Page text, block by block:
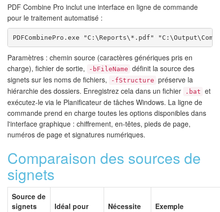
PDF Combine Pro inclut une interface en ligne de commande
pour le traitement automatisé :
PDFCombinePro.exe "C:\Reports\*.pdf"
Paramètres : chemin source (caractères génériques pris en
charge), fichier de sortie,
-bFileName définit la source des
signets sur les noms de fichiers,
-fStructure préserve la
hiérarchie des dossiers. Enregistrez cela dans un fichier
.bat et
exécutez-le via le Planificateur de tâches Windows. La ligne de
commande prend en charge toutes les options disponibles dans
l'interface graphique : chiffrement, en-têtes, pieds de page,
numéros de page et signatures numériques.
Comparaison des sources de
signets
Source de
signets
Idéal pour Nécessite
Exemple